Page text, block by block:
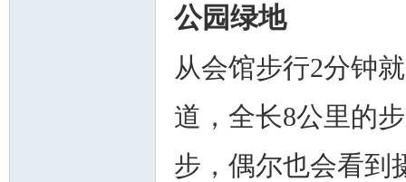
公园绿地
从会馆步行2分钟
道，全长8公里的
步，偶尔也会看到